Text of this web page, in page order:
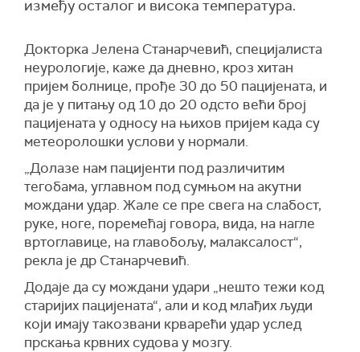
између осталог и висока температура.
Докторка Јелена Станарчевић, специјалиста
неурологије, каже да дневно, кроз хитан
пријем болнице, прође 30 до 50 пацијената, и
да је у питању од 10 до 20 одсто већи број
пацијената у односу на њихов пријем када су
метеоролошки услови у нормали.
„Долазе нам пацијенти под различитим
тегобама, углавном под сумњом на акутни
мождани удар. Жале се пре свега на слабост,
руке, ноге, поремећај говора, вида, на нагле
вртоглавице, на главобољу, малаксалост“,
рекла је др Станарчевић.
Додаје да су мождани удари „нешто тежи код
старијих пацијената“, али и код млађих људи
који имају такозвани крварећи удар услед
прскања крвних судова у мозгу.